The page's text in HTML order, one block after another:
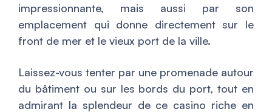
impressionnante, mais aussi par son
emplacement qui donne directement sur le
front de mer et le vieux port de la ville.
Laissez-vous tenter par une promenade autour
du bâtiment ou sur les bords du port, tout en
admirant la splendeur de ce casino riche en